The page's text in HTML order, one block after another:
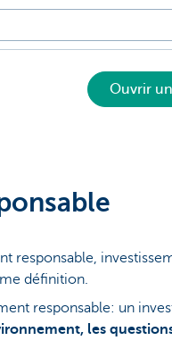
Ouvrir
responsable,
définition.
responsable: un
les